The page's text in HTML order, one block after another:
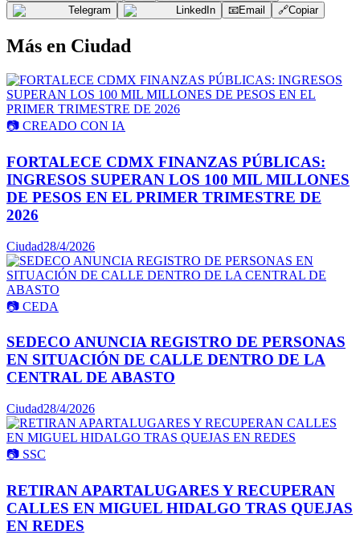
Telegram
LinkedIn 📧Email 🔗Copiar
Más en Ciudad
📷 CREADO CON IA
FORTALECE CDMX FINANZAS PÚBLICAS:
INGRESOS SUPERAN LOS 100 MIL MILLONES
DE PESOS EN EL PRIMER TRIMESTRE DE
2026
Ciudad28/4/2026
📷 CEDA
SEDECO ANUNCIA REGISTRO DE PERSONAS
EN SITUACIÓN DE CALLE DENTRO DE LA
CENTRAL DE ABASTO
Ciudad28/4/2026
📷 SSC
RETIRAN APARTALUGARES Y RECUPERAN
CALLES EN MIGUEL HIDALGO TRAS QUEJAS
EN REDES